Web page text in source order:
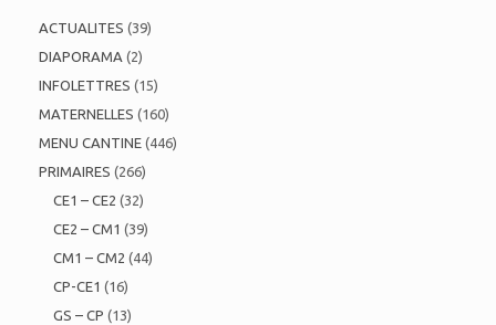
ACTUALITES (39)
DIAPORAMA (2)
INFOLETTRES (15)
MATERNELLES (160)
MENU CANTINE (446)
PRIMAIRES (266)
CE1 – CE2 (32)
CE2 – CM1 (39)
CM1 – CM2 (44)
CP-CE1 (16)
GS – CP (13)